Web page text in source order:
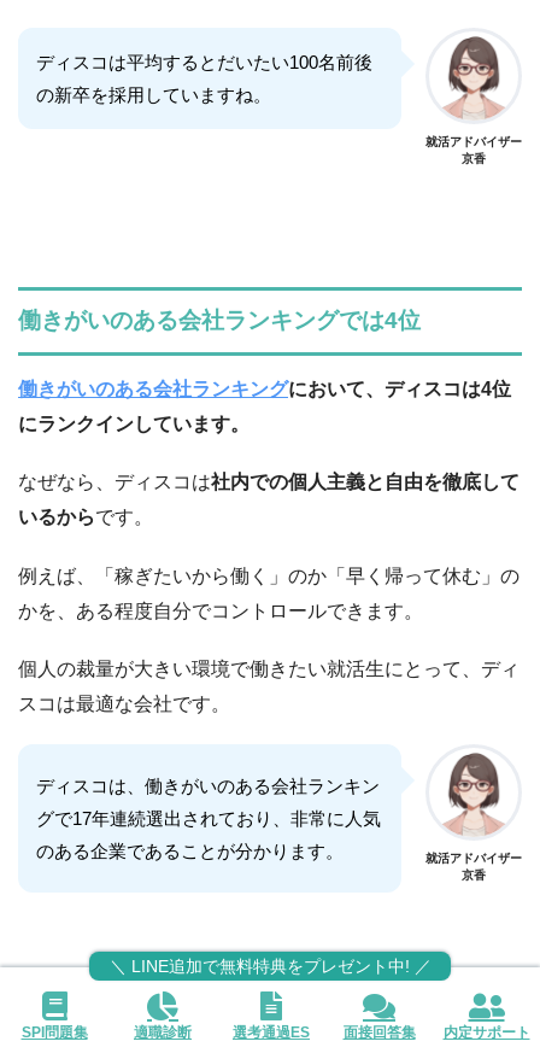
ディスコは平均するとだいたい100名前後
の新卒を採用していますね。
就活アドバイザー
京香
働きがいのある会社ランキングでは4位
働きがいのある会社ランキングにおいて、ディスコは4位
にランクインしています。
なぜなら、ディスコは社内での個人主義と自由を徹底して
いるからです。
例えば、「稼ぎたいから働く」のか「早く帰って休む」の
かを、ある程度自分でコントロールできます。
個人の裁量が大きい環境で働きたい就活生にとって、ディ
スコは最適な会社です。
ディスコは、働きがいのある会社ランキン
グで17年連続選出されており、非常に人気
のある企業であることが分かります。
就活アドバイザー
京香
半導体業界での就職偏差値は「68」
SPI問題集 適職診断 選考通過ES 面接回答集 内定サポート
＼ LINE追加で無料特典をプレゼント中! ／